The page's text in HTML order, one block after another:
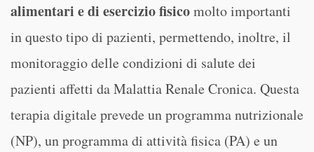
alimentari e di esercizio fisicomolto importanti
in questo tipo di pazienti, permettendo, inoltre, il
monitoraggio delle condizioni di salute dei
pazienti affetti da Malattia Renale Cronica. Questa
terapia digitale prevede un programma nutrizionale
(NP), un programma di attività fisica (PA) e un